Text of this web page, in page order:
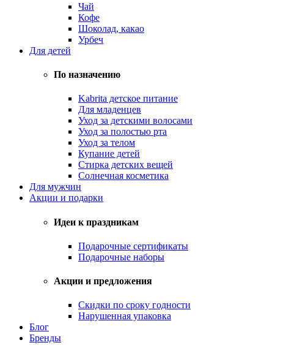
Чай
Кофе
Шоколад, какао
Урбеч
Для детей
По назначению
Kabrita детское питание
Для младенцев
Уход за детскими волосами
Уход за полостью рта
Уход за телом
Купание детей
Стирка детских вещей
Солнечная косметика
Для мужчин
Акции и подарки
Идеи к праздникам
Подарочные сертификаты
Подарочные наборы
Акции и предложения
Скидки по сроку годности
Нарушенная упаковка
Блог
Бренды